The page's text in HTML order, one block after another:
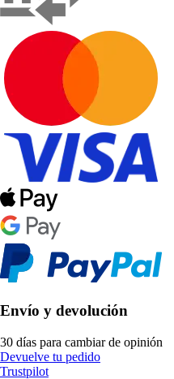
Envío y devolución
30 días para cambiar de opinión
Devuelve tu pedido
Trustpilot